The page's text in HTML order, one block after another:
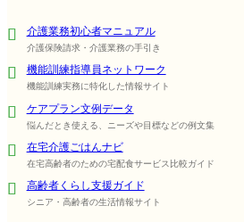
介護業務初心者マニュアル
介護保険請求・介護業務の手引き
機能訓練指導員ネットワーク
機能訓練実務に特化した情報サイト
ケアプラン文例データ
悩んだとき使える、ニーズや目標などの例文集
在宅介護ごはんナビ
在宅高齢者のための宅配食サービス比較ガイド
高齢者くらし支援ガイド
シニア・高齢者の生活情報サイト